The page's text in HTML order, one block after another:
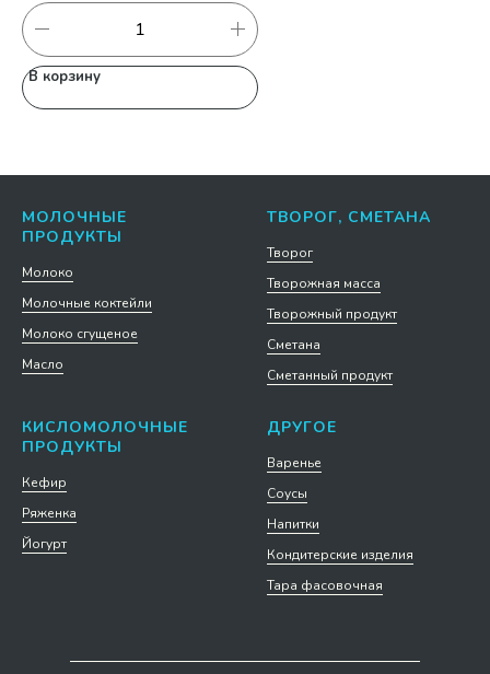
В корзину
МОЛОЧНЫЕ
ПРОДУКТЫ
Молоко
Молочные коктейли
Молоко сгущеное
Масло
ТВОРОГ, СМЕТАНА
Творог
Творожная масса
Творожный продукт
Сметана
Сметанный продукт
КИСЛОМОЛОЧНЫЕ
ПРОДУКТЫ
Кефир
Ряженка
Йогурт
ДРУГОЕ
Варенье
Соусы
Напитки
Кондитерские изделия
Тара фасовочная